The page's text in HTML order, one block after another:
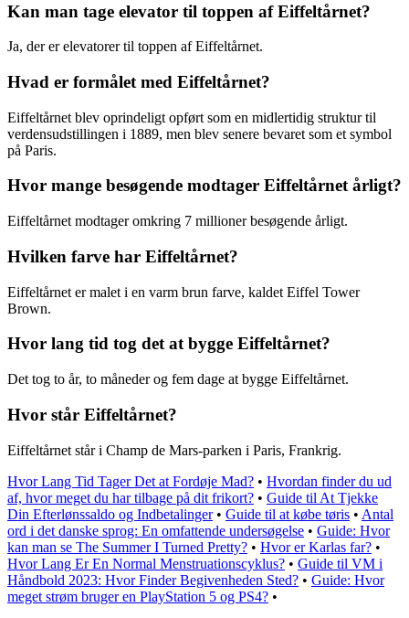
Kan man tage elevator til toppen af Eiffeltårnet?
Ja, der er elevatorer til toppen af Eiffeltårnet.
Hvad er formålet med Eiffeltårnet?
Eiffeltårnet blev oprindeligt opført som en midlertidig struktur til
verdensudstillingen i 1889, men blev senere bevaret som et symbol
på Paris.
Hvor mange besøgende modtager Eiffeltårnet årligt?
Eiffeltårnet modtager omkring 7 millioner besøgende årligt.
Hvilken farve har Eiffeltårnet?
Eiffeltårnet er malet i en varm brun farve, kaldet Eiffel Tower
Brown.
Hvor lang tid tog det at bygge Eiffeltårnet?
Det tog to år, to måneder og fem dage at bygge Eiffeltårnet.
Hvor står Eiffeltårnet?
Eiffeltårnet står i Champ de Mars-parken i Paris, Frankrig.
Hvor Lang Tid Tager Det at Fordøje Mad? • Hvordan finder du ud
af, hvor meget du har tilbage på dit frikort? • Guide til At Tjekke
Din Efterlønssaldo og Indbetalinger• Guide til at købe tøris • Antal
ord i det danske sprog: En omfattende undersøgelse • Guide: Hvor
kan man se The Summer I Turned Pretty? • Hvor er Karlas far? •
Hvor Lang Er En Normal Menstruationscyklus? • Guide til VM i
Håndbold 2023: Hvor Finder Begivenheden Sted? • Guide: Hvor
meget strøm bruger en PlayStation 5 og PS4? •